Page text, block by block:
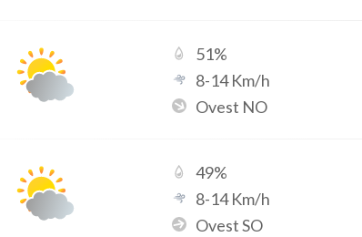
51%
8-14Km/h
Ovest NO
49%
8-14Km/h
Ovest SO